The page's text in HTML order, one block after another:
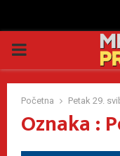
PRIMARY
MENU
Početna Petak 29.
Oznaka :